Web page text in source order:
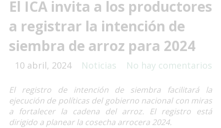
El ICA invita a los productores
a registrar la intención de
siembra de arroz para 2024
10 abril, 2024 Noticias No hay comentarios
El registro de intención de siembra facilitará la
ejecución de políticas del gobierno nacional con miras
a fortalecer la cadena del arroz. El registro está
dirigido a planear la cosecha arrocera 2024.